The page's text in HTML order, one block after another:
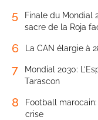
5
Finale du Mondial
sacre de la Roja
6 La CAN élargie à
7
Mondial 2030:
Tarascon
8
Football
crise